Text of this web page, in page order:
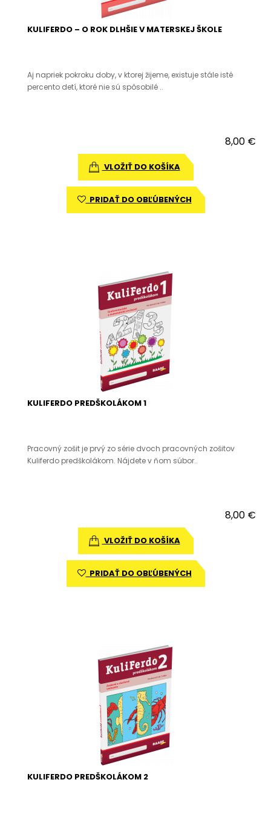
KULIFERDO – O ROK DLHŠIE V MATERSKEJ ŠKOLE
Aj napriek pokroku doby, v ktorej žijeme, existuje stále isté
percento detí, ktoré nie sú spôsobilé ..
8,00 €
VLOŽIŤ DO KOŠÍKA
PRIDAŤ DO OBĽÚBENÝCH
KULIFERDO PREDŠKOLÁKOM 1
Pracovný zošit je prvý zo série dvoch pracovných zošitov
Kuliferdo predškolákom. Nájdete v ňom súbor..
8,00 €
VLOŽIŤ DO KOŠÍKA
PRIDAŤ DO OBĽÚBENÝCH
KULIFERDO PREDŠKOLÁKOM 2